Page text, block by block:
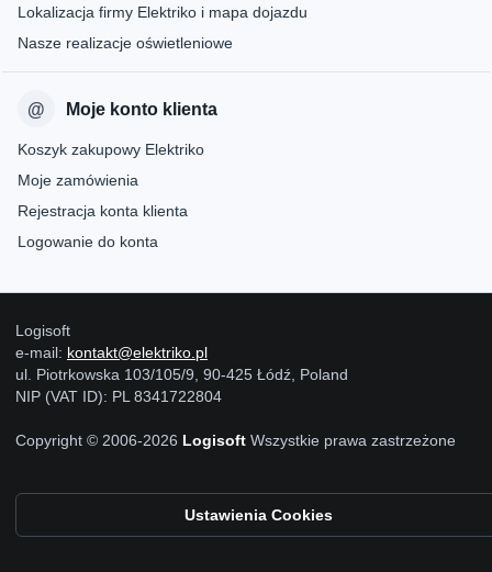
Lokalizacja firmy Elektriko i mapa dojazdu
Nasze realizacje oświetleniowe
Moje konto klienta
Koszyk zakupowy Elektriko
Moje zamówienia
Rejestracja konta klienta
Logowanie do konta
Logisoft
e-mail: kontakt@elektriko.pl
ul. Piotrkowska 103/105/9, 90-425 Łódź, Poland
NIP (VAT ID): PL 8341722804
Copyright © 2006-2026 Logisoft Wszystkie prawa zastrzeżone
Ustawienia Cookies